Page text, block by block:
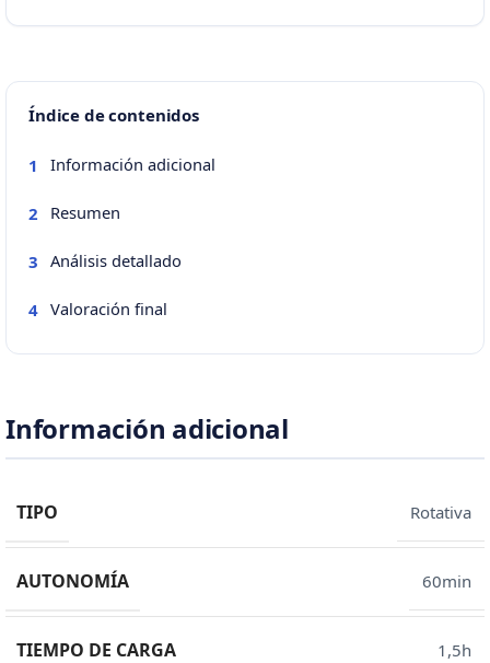
Índice de contenidos
1 Información adicional
2 Resumen
3 Análisis detallado
4 Valoración final
Información adicional
TIPO Rotativa
AUTONOMÍA 60min
TIEMPO DE CARGA 1,5h